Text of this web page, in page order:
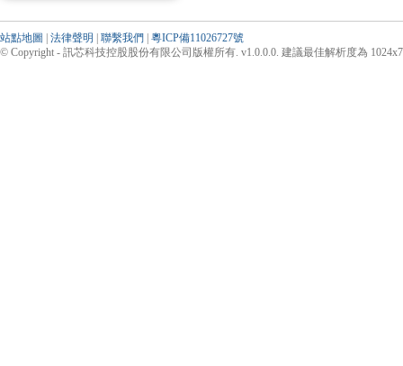
站點地圖 法律聲明 聯繫我們
粵ICP備11026727號
© Copyright - 訊芯科技控股股份有限公司版權所有. v1.0.0.0. 建議最佳解析度為